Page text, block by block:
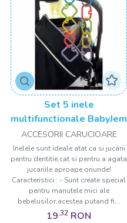
Set 5 inele
multifunctionale BabyJem
ACCESORII CARUCIOARE
Inelele sunt ideale atat ca si jucarii
pentru dentitie,cat si pentru a agata
jucariile aproape oriunde!
Caracteristici : - Sunt create special
pentru manutele mici ale
bebelusilor,acestea putand fi...
19,32 RON